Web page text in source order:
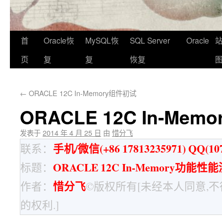
首
页
Oracle恢
复
MySQL恢
复
SQL Server
恢复
Oracle
← ORACLE 12C In-Memory组件初试
ORACLE 12C In-
发表于2014 年 4 月 25 日 由 惜分飞
联系： 手机/微信(+86 17813235971)
标题： ORACLE 12C In-Memory功能性能
作者： 惜分飞©版权所有[未经本人同意,
的权利.]